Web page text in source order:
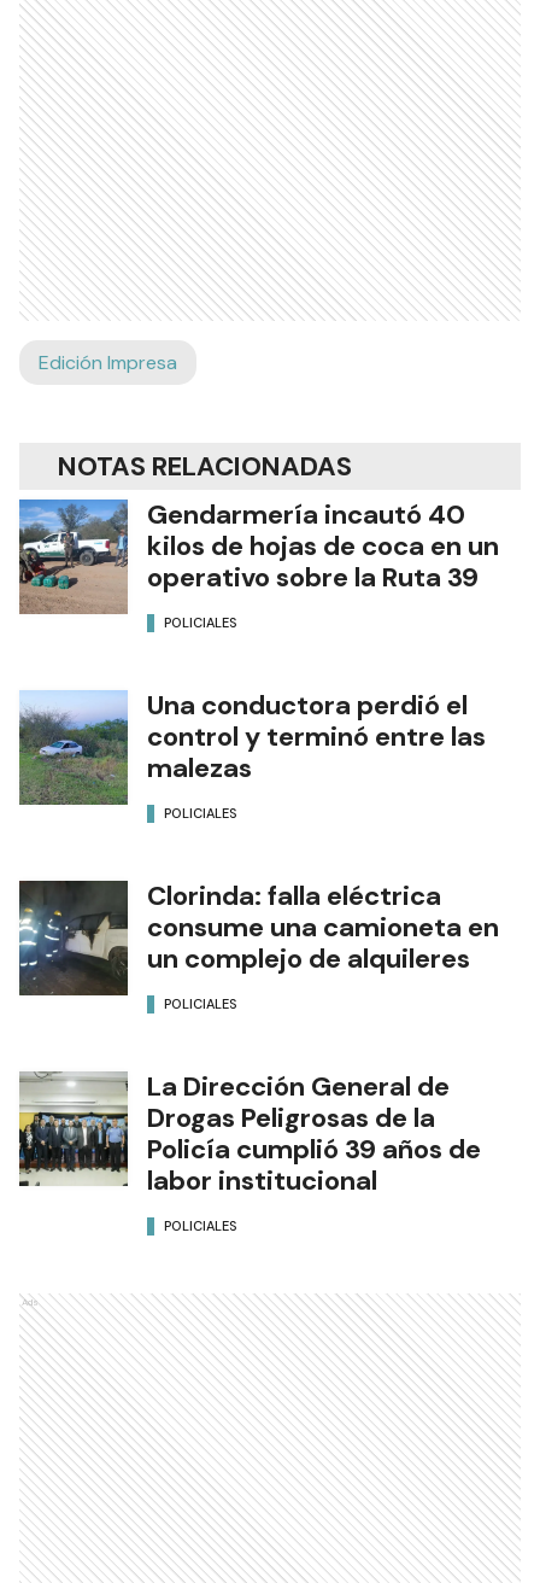
Edición Impresa
NOTAS RELACIONADAS
Gendarmería incautó 40
kilos de hojas de coca en un
operativo sobre la Ruta 39
POLICIALES
Una conductora perdió el
control y terminó entre las
malezas
POLICIALES
Clorinda: falla eléctrica
consume una camioneta en
un complejo de alquileres
POLICIALES
La Dirección General de
Drogas Peligrosas de la
Policía cumplió 39 años de
labor institucional
POLICIALES
Ads